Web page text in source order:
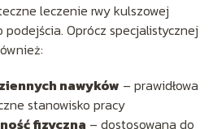
leczenie rwy kulszowej
podejścia. Oprócz specjalistycznej
nawyków – prawidłowa
stanowisko pracy
fizyczna – dostosowana do